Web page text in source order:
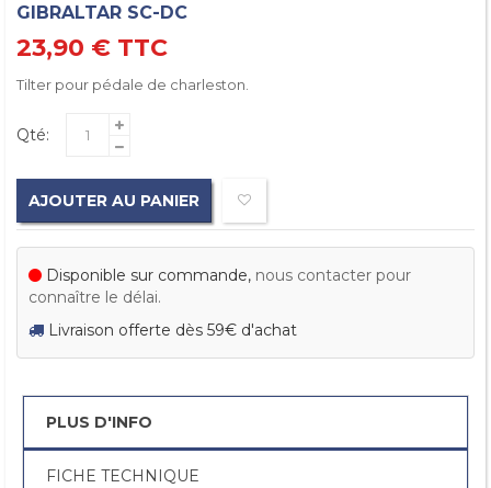
GIBRALTAR SC-DC
23,90 € TTC
Tilter pour pédale de charleston.
Qté:
AJOUTER AU PANIER
Disponible sur commande, nous contacter pour
connaître le délai.
Livraison offerte dès 59€ d'achat
PLUS D'INFO
FICHE TECHNIQUE